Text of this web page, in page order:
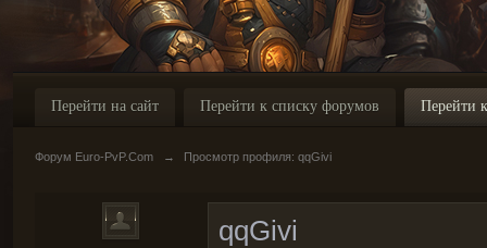
Перейти на сайт Перейти к списку форумов Перейти
Форум Euro-PvP.Com → Просмотр профиля: qqGivi
qqGivi